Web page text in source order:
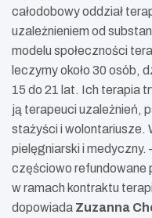
całodobowy oddział
uzależnieniem od
modelu społeczności
leczymy około 30 osób,
15 do 21 lat. Ich terapia
ją terapeuci uzależnień,
stażyści i wolontariusze.
pielęgniarski i
częściowo refundowane
w ramach kontraktu
dopowiada Zuzanna